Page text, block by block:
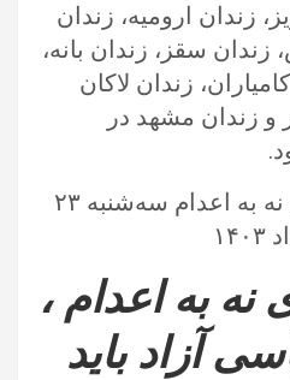
زندان ارومیه، زندان
زندان سقز، زندان بانه،
زندان لاکان
زندان مشهد در
کارزار سه‌شنبه های نه به اعدام سه‌شنبه ۲۳
به اعدام ،
آزاد باید